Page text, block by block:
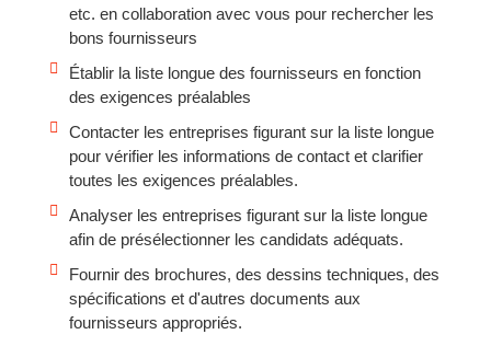
etc. en collaboration avec vous pour rechercher les
bons fournisseurs
Établir la liste longue des fournisseurs en fonction
des exigences préalables
Contacter les entreprises figurant sur la liste longue
pour vérifier les informations de contact et clarifier
toutes les exigences préalables.
Analyser les entreprises figurant sur la liste longue
afin de présélectionner les candidats adéquats.
Fournir des brochures, des dessins techniques, des
spécifications et d'autres documents aux
fournisseurs appropriés.